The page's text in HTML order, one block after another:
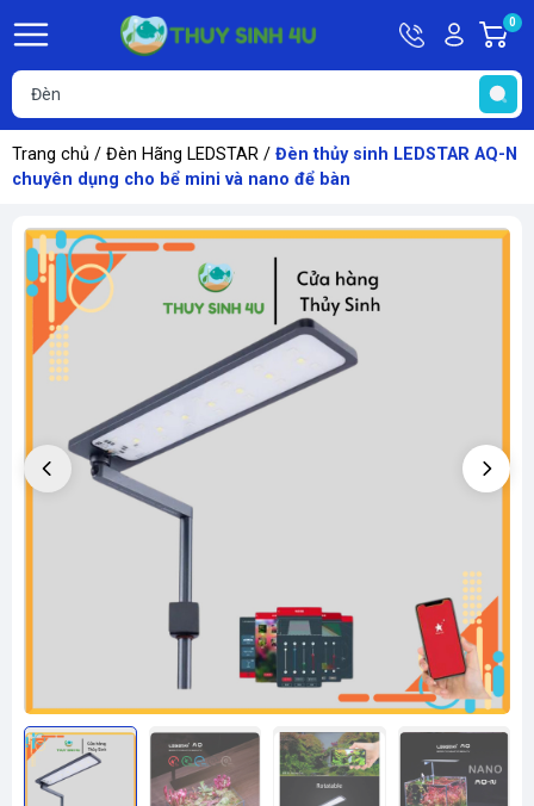
HotlineTài
khoản
Hello,
Khách
0
Trang chủ / Đèn Hãng LEDSTAR / Đèn thủy sinh LEDSTAR AQ-N
chuyên dụng cho bể mini và nano để bàn